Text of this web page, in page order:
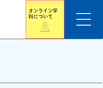
オンライン学
科について